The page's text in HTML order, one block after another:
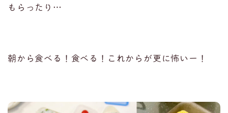
もらったり…
朝から食べる！食べる！これからが更に怖いー！